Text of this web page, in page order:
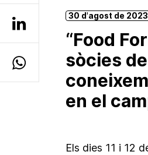
30 d'agost de 2023
“Food
sòcies
en el
Els dies 11 i 12